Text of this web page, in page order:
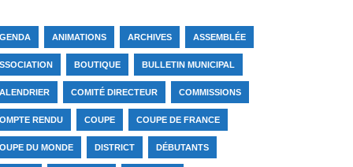
ANIMATIONS ARCHIVES ASSEMBLÉE
BOUTIQUE BULLETIN MUNICIPAL
COMITÉ DIRECTEUR COMMISSIONS
RENDU COUPE COUPE DE FRANCE
DU MONDE DISTRICT DÉBUTANTS